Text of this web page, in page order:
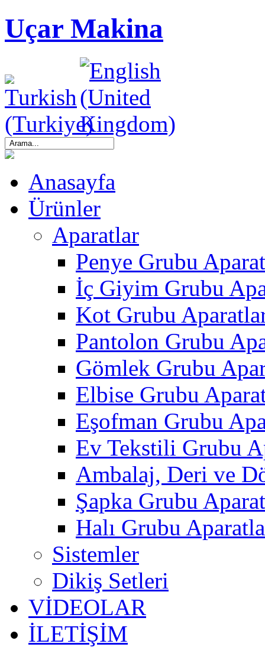
Uçar Makina
Anasayfa
Ürünler
Aparatlar
Penye Grubu
İç Giyim Grubu
Kot Grubu
Pantolon Grubu
Gömlek Grubu
Elbise Grubu
Eşofman Grubu
Ev Tekstili Grubu
Ambalaj, Deri ve
Şapka Grubu
Halı Grubu
Sistemler
Dikiş Setleri
VİDEOLAR
İLETİŞİM